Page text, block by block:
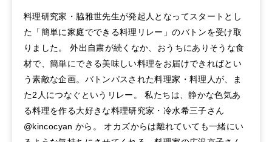
料理研究家・脇雅世先生が発起人となってスタートとし
た「簡単に家庭でできる料理リレー」のバトンを受け取
りました。 外出自粛が続くなか、おうちにありそうな食
材で、簡単にできる美味しい料理をお届けできればとい
う素敵な企画。バトンパスされた料理家・料理人が、ま
た2人につなぐというリレー。 私たちは、静かな色気あ
る料理を作る大好きな料理研究家・冷水希三子さん
@kincocyan から。 オカズからは離れていても一緒にい